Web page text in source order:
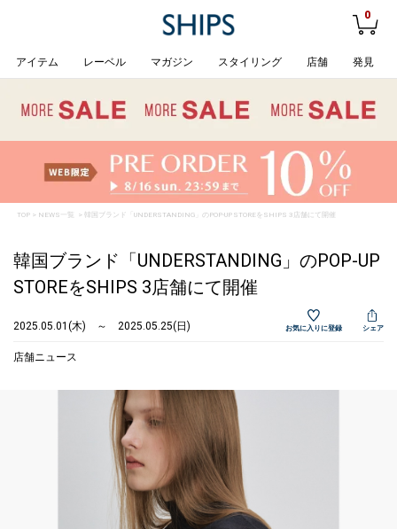
0
アイテム レーベル マガジン スタイリング 店舗 発見
TOP> NEWS一覧 > 韓国ブランド「UNDERSTANDING」のPOP-UP STOREをSHIPS 3店舗にて開催
韓国ブランド「UNDERSTANDING」のPOP-UP
STOREをSHIPS 3店舗にて開催
2025.05.01(木) ～ 2025.05.25(日) お気に入りに登録 シェア
店舗ニュース